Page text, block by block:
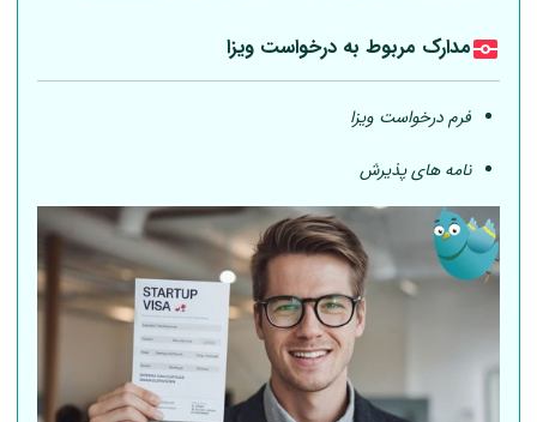
مدارک مربوط به درخواست ویزا
فرم درخواست ویزا
نامه های پذیرش